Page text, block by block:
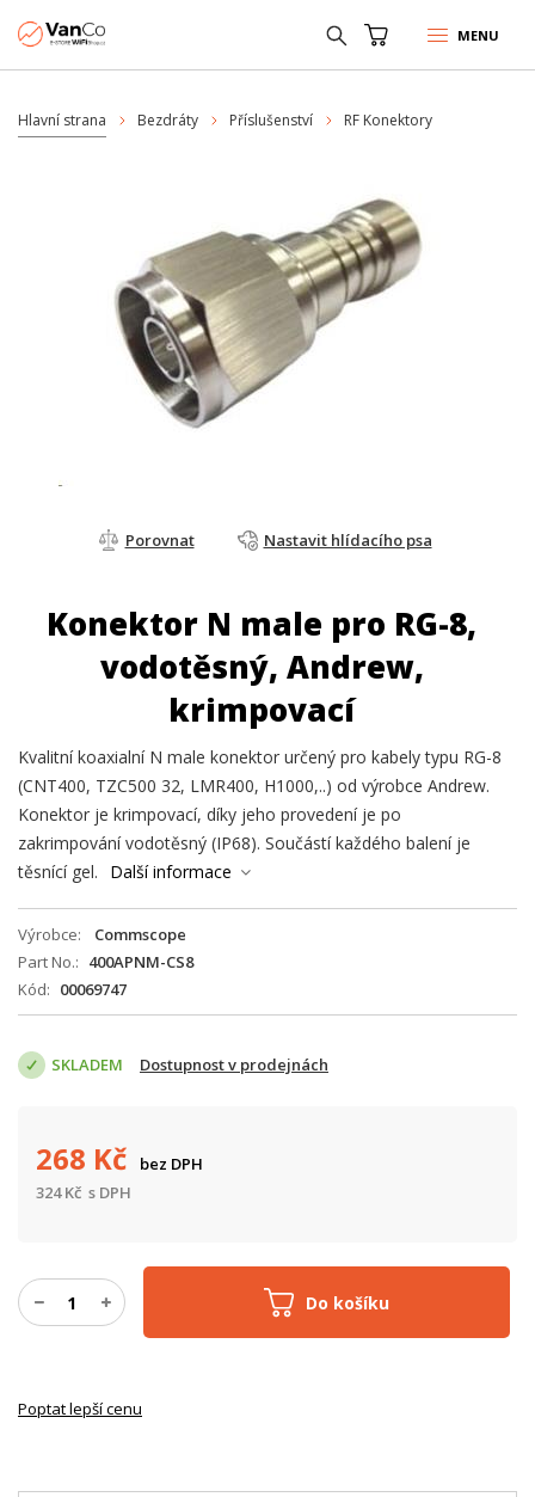
MENU
Hlavní strana Bezdráty Příslušenství RF Konektory
Porovnat Nastavit hlídacího psa
Konektor N male pro RG-8,
vodotěsný, Andrew,
krimpovací
Kvalitní koaxialní N male konektor určený pro kabely typu RG-8
(CNT400, TZC500 32, LMR400, H1000,..) od výrobce Andrew.
Konektor je krimpovací, díky jeho provedení je po
zakrimpování vodotěsný (IP68). Součástí každého balení je
těsnící gel.
Další informace
Výrobce
Commscope
Part No.
400APNM-CS8
Kód
00069747
SKLADEM Dostupnost v prodejnách
Do košíku
268 Kč
bez DPH
324Kč s DPH
Poptat lepší cenu